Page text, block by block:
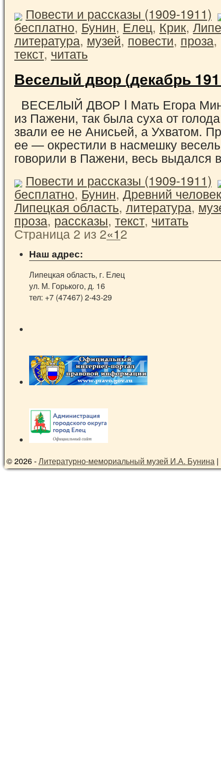
Повести и рассказы (1909-1911)
бесплатно,Бунин,Елец,Крик,
литература,музей,повести,проза,
текст,читать
Веселый двор (декабрь
ВЕСЕЛЫЙ ДВОР I Мать Егора
из Пажени, так была суха от
звали ее не Анисьей, а Ухватом.
ее — окрестили в насмешку
говорили в Пажени, весь
Повести и рассказы (1909-1911)
бесплатно,Бунин,Древний человек
Липецкая область,литература,
проза,рассказы,текст,читать
Страница 2 из 2«12
Наш адрес:
Липецкая область, г. Елец
ул. М. Горького, д. 16
тел: +7 (47467) 2-43-29
© 2026 -Литературно-мемориальный музей И.А. Бунина |